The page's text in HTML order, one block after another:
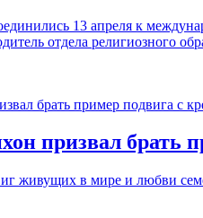
13 апреля к
отдела религиозного
призвал брать
живущих в мире и любви